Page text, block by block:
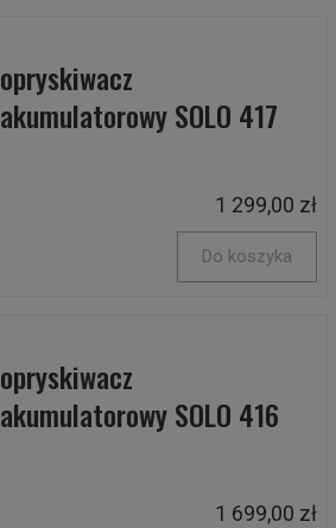
opryskiwacz
akumulatorowy SOLO 417
1 299,00 zł
Do koszyka
opryskiwacz
akumulatorowy SOLO 416
1 699,00 zł